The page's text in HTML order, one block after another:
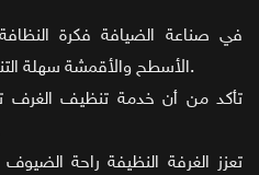
في صناعة الضيافة فكرة
الأسطح والأقمشة سهلة التنظيف لضمان بيئة صحية ومريحة.
تأكد من أن خدمة تنظيف الغرف
تعزز الغرفة النظيفة راحة الضيوف